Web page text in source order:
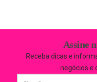
Assine
Receba dicas e
negócios e